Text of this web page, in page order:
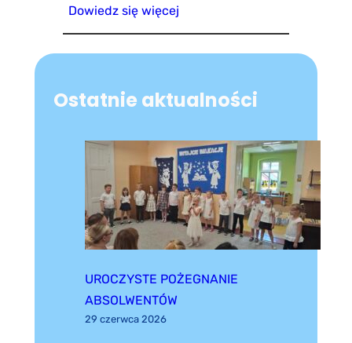
Dowiedz się więcej
Ostatnie aktualności
UROCZYSTE POŻEGNANIE
ABSOLWENTÓW
29 czerwca 2026